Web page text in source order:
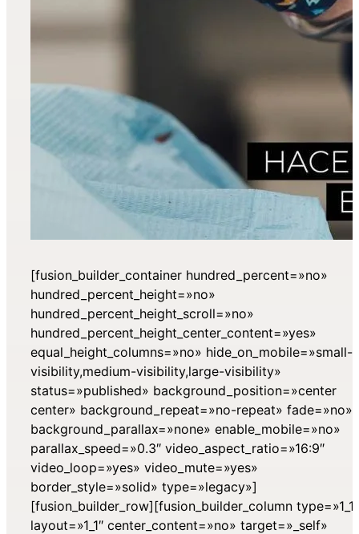
[fusion_builder_container hundred_percent=»no»
hundred_percent_height=»no»
hundred_percent_height_scroll=»no»
hundred_percent_height_center_content=»yes»
equal_height_columns=»no» hide_on_mobile=»small-
visibility,medium-visibility,large-visibility»
status=»published» background_position=»center
center» background_repeat=»no-repeat» fade=»no»
background_parallax=»none» enable_mobile=»no»
parallax_speed=»0.3″ video_aspect_ratio=»16:9″
video_loop=»yes» video_mute=»yes»
border_style=»solid» type=»legacy»]
[fusion_builder_row][fusion_builder_column type=»1_1″
layout=»1_1″ center_content=»no» target=»_self»